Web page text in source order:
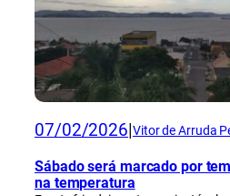
07/02/2026 Vitor de Arruda
Sábado será marcado por
na temperatura